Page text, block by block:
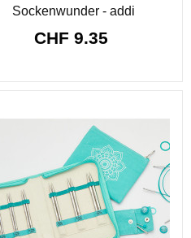
Sockenwunder - addi
CHF 9.35